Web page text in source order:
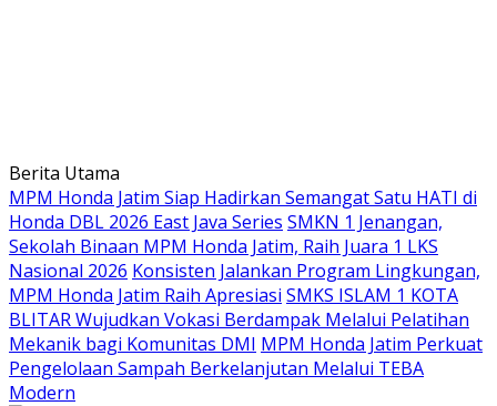
Langsung
ke
konten
Berita Utama
MPM Honda Jatim Siap Hadirkan Semangat Satu HATI di
Honda DBL 2026 East Java Series SMKN 1 Jenangan,
Sekolah Binaan MPM Honda Jatim, Raih Juara 1 LKS
Nasional 2026 Konsisten Jalankan Program Lingkungan,
MPM Honda Jatim Raih Apresiasi SMKS ISLAM 1 KOTA
BLITAR Wujudkan Vokasi Berdampak Melalui Pelatihan
Mekanik bagi Komunitas DMI MPM Honda Jatim Perkuat
Pengelolaan Sampah Berkelanjutan Melalui TEBA
Modern